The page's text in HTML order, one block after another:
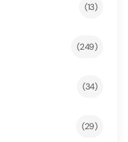
(13)
(249)
(34)
(29)